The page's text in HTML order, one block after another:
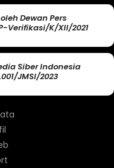
Dewan Pers
Verifikasi/K/XII/2021
Siber Indonesia
JMSI/2023